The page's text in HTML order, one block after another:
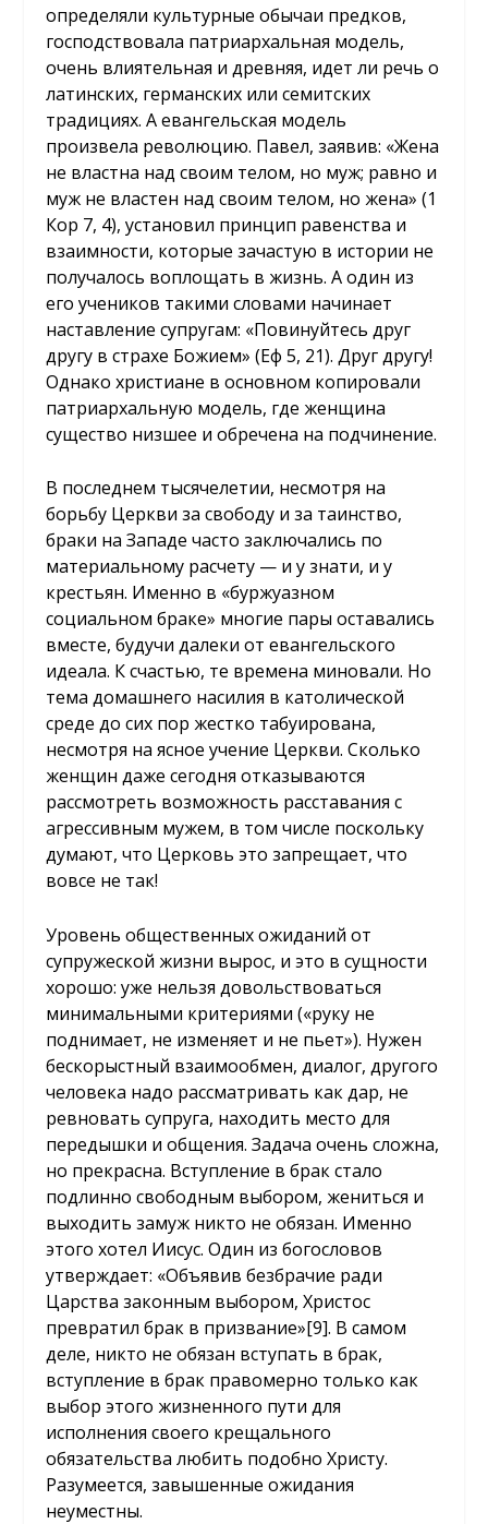
определяли культурные обычаи предков,
господствовала патриархальная модель,
очень влиятельная и древняя, идет ли речь о
латинских, германских или семитских
традициях. А евангельская модель
произвела революцию. Павел, заявив: «Жена
не властна над своим телом, но муж; равно и
муж не властен над своим телом, но жена» (1
Кор 7, 4), установил принцип равенства и
взаимности, которые зачастую в истории не
получалось воплощать в жизнь. А один из
его учеников такими словами начинает
наставление супругам: «Повинуйтесь друг
другу в страхе Божием» (Еф 5, 21). Друг другу!
Однако христиане в основном копировали
патриархальную модель, где женщина
существо низшее и обречена на подчинение.
В последнем тысячелетии, несмотря на
борьбу Церкви за свободу и за таинство,
браки на Западе часто заключались по
материальному расчету — и у знати, и у
крестьян. Именно в «буржуазном
социальном браке» многие пары оставались
вместе, будучи далеки от евангельского
идеала. К счастью, те времена миновали. Но
тема домашнего насилия в католической
среде до сих пор жестко табуирована,
несмотря на ясное учение Церкви. Сколько
женщин даже сегодня отказываются
рассмотреть возможность расставания с
агрессивным мужем, в том числе поскольку
думают, что Церковь это запрещает, что
вовсе не так!
Уровень общественных ожиданий от
супружеской жизни вырос, и это в сущности
хорошо: уже нельзя довольствоваться
минимальными критериями («руку не
поднимает, не изменяет и не пьет»). Нужен
бескорыстный взаимообмен, диалог, другого
человека надо рассматривать как дар, не
ревновать супруга, находить место для
передышки и общения. Задача очень сложна,
но прекрасна. Вступление в брак стало
подлинно свободным выбором, жениться и
выходить замуж никто не обязан. Именно
этого хотел Иисус. Один из богословов
утверждает: «Объявив безбрачие ради
Царства законным выбором, Христос
превратил брак в призвание»[9]. В самом
деле, никто не обязан вступать в брак,
вступление в брак правомерно только как
выбор этого жизненного пути для
исполнения своего крещального
обязательства любить подобно Христу.
Разумеется, завышенные ожидания
неуместны.